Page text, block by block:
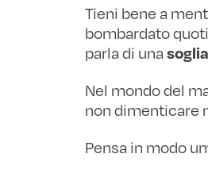
Tieni bene a
bombardato
parla di una
Nel mondo del
non dimenticare
Pensa in modo